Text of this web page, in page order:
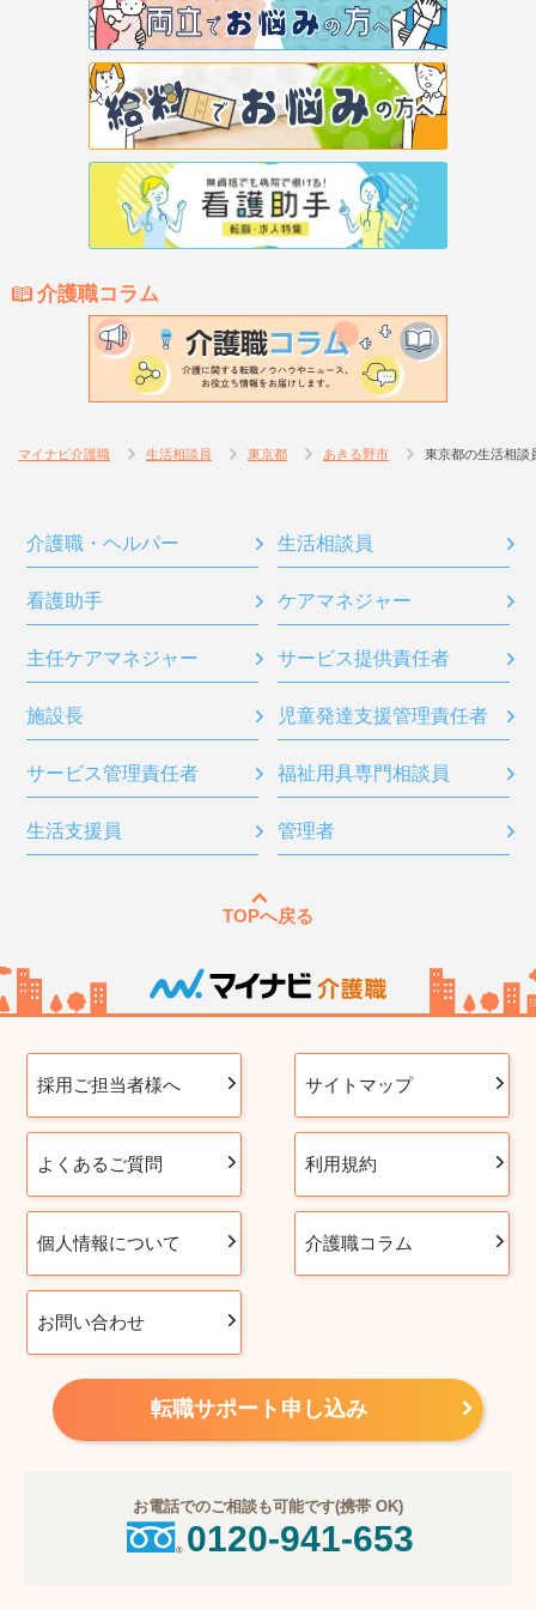
介護職コラム
マイナビ介護職 生活相談員 東京都 あきる野市 東京都の生活相談
介護職・ヘルパー 生活相談員
看護助手 ケアマネジャー
主任ケアマネジャー サービス提供責任者
施設長 児童発達支援管理責任者
サービス管理責任者 福祉用具専門相談員
生活支援員 管理者
TOPへ戻る
採用ご担当者様へ サイトマップ
よくあるご質問 利用規約
個人情報について 介護職コラム
お問い合わせ
転職サポート申し込み
お電話でのご相談も可能です(携帯 OK)
0120-941-653